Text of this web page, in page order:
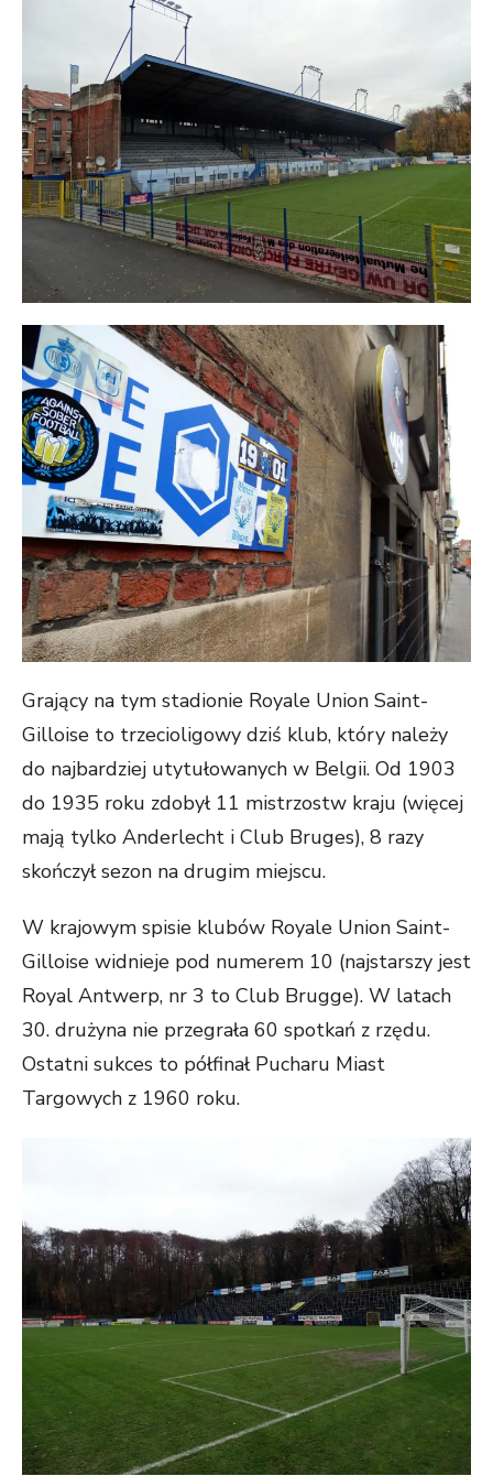
Grający na tym stadionie Royale Union Saint-
Gilloise to trzecioligowy dziś klub, który należy
do najbardziej utytułowanych w Belgii. Od 1903
do 1935 roku zdobył 11 mistrzostw kraju (więcej
mają tylko Anderlecht i Club Bruges), 8 razy
skończył sezon na drugim miejscu.
W krajowym spisie klubów Royale Union Saint-
Gilloise widnieje pod numerem 10 (najstarszy jest
Royal Antwerp, nr 3 to Club Brugge). W latach
30. drużyna nie przegrała 60 spotkań z rzędu.
Ostatni sukces to półfinał Pucharu Miast
Targowych z 1960 roku.